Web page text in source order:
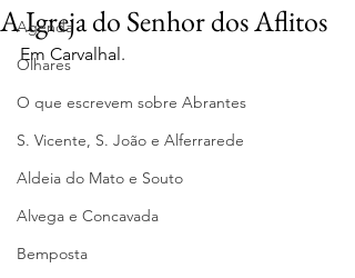
Agenda
Olhares
O que escrevem sobre Abrantes
S. Vicente, S. João e Alferrarede
Aldeia do Mato e Souto
Alvega e Concavada
Bemposta
A Igreja do Senhor dos Aflitos
Em Carvalhal.